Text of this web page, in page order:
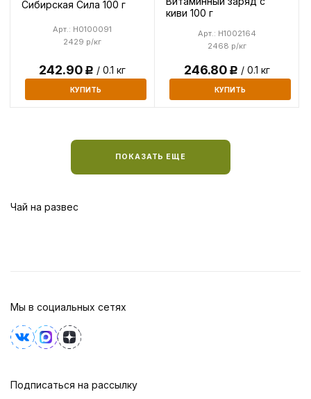
Сибирская Сила 100 г
2429 р/кг
Арт.: H0100091
242.90Р / 0.1 кг
КУПИТЬ
киви 100 г
2468 р/кг
Арт.: H1002164
246.80Р / 0.1 кг
КУПИТЬ
ПОКАЗАТЬ ЕЩЕ
Чай на развес
Мы в социальных сетях
Подписаться на рассылку